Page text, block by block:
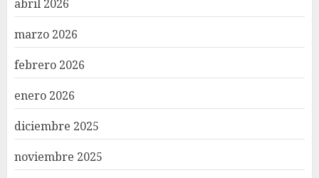
abril 2026
marzo 2026
febrero 2026
enero 2026
diciembre 2025
noviembre 2025